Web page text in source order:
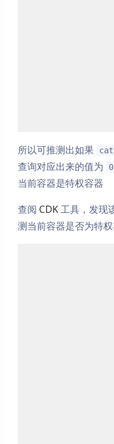
所以可推测出如果
查询对应出来的值为
当前容器是特权容器
查阅 CDK工具，发现
测当前容器是否为特